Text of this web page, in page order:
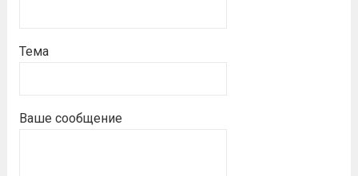
Тема
Ваше сообщение